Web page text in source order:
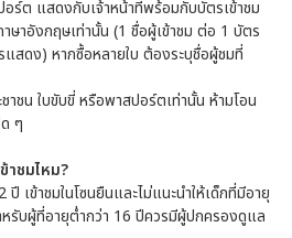
อร์ต แสดงกับเจ้าหน้าที่พร้อมกับบัตรเข้าชม
ษาอังกฤษเท่านั้น (1 ชื่อผู้เข้าชม ต่อ 1 บัตร
สดง) หากซื้อหลายใบ ต้องระบุชื่อผู้ชมที่
ชน ใบขับขี่ หรือพาสปอร์ตเท่านั้น ห้ามโอน
ๆ
าชมไหม?
เข้าชมในโซนยืนและไม่แนะนำให้เด็กที่มีอายุ
รับผู้ที่อายุต่ำกว่า 16 ปีควรมีผู้ปกครองดูแล